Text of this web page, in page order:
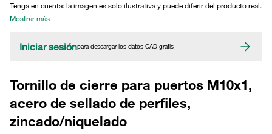
Tenga en cuenta: la imagen es solo ilustrativa y puede diferir del producto real.
Mostrar más
Iniciar sesiónpara descargar los datos CAD gratis
Tornillo de cierre para puertos M10x1,
acero de sellado de perfiles,
zincado/niquelado